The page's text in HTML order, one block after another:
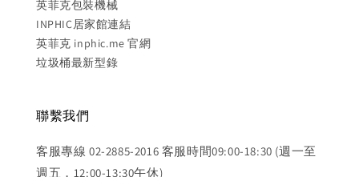
英菲克包裝機械
INPHIC居家館連結
英菲克 inphic.me 官網
垃圾桶最新型錄
聯繫我們
客服專線 02-2885-2016 客服時間09:00-18:30 (週一至
週五，12:00-13:30午休)